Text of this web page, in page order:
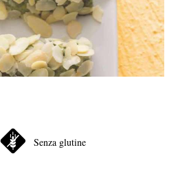
Senza glutine